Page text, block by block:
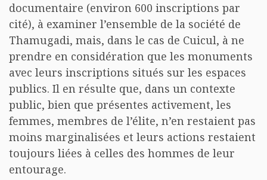
documentaire (environ 600 inscriptions par
cité), à examiner l’ensemble de la société de
Thamugadi, mais, dans le cas de Cuicul, à ne
prendre en considération que les monuments
avec leurs inscriptions situés sur les espaces
publics. Il en résulte que, dans un contexte
public, bien que présentes activement, les
femmes, membres de l’élite, n’en restaient pas
moins marginalisées et leurs actions restaient
toujours liées à celles des hommes de leur
entourage.